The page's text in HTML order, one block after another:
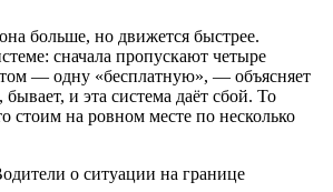
больше, но движется быстрее.
сначала пропускают четыре
— одну «бесплатную», — объясняет
и эта система даёт сбой. То
стоим на ровном месте по несколько